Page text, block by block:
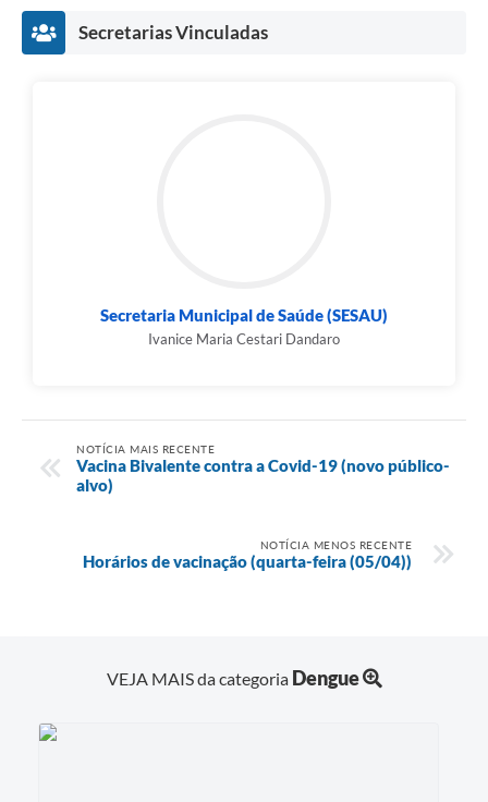
Secretarias Vinculadas
Secretaria Municipal de Saúde (SESAU)
Ivanice Maria Cestari Dandaro
NOTÍCIA MAIS RECENTE
Vacina Bivalente contra a Covid-19 (novo público-
alvo)
NOTÍCIA MENOS RECENTE
Horários de vacinação (quarta-feira (05/04))
VEJA MAIS da categoria Dengue